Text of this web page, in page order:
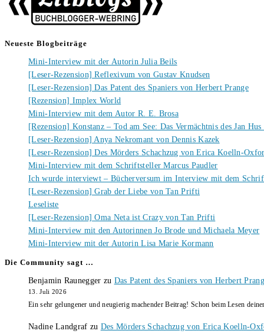
Neueste Blogbeiträge
Mini-Interview mit der Autorin Julia Beils
[Leser-Rezension] Reflexivum von Gustav Knudsen
[Leser-Rezension] Das Patent des Spaniers von Herbert Prange
[Rezension] Implex World
Mini-Interview mit dem Autor R. E. Brosa
[Rezension] Konstanz – Tod am See: Das Vermächtnis des Jan
[Leser-Rezension] Anya Nekromant von Dennis Kazek
[Leser-Rezension] Des Mörders Schachzug von Erica Koelln-
Mini-Interview mit dem Schriftsteller Marcus Paudler
Ich wurde interviewt – Bücherversum im Interview mit dem
[Leser-Rezension] Grab der Liebe von Tan Prifti
Leseliste
[Leser-Rezension] Oma Neta ist Crazy von Tan Prifti
Mini-Interview mit den Autorinnen Jo Brode und Michaela Meyer
Mini-Interview mit der Autorin Lisa Marie Kormann
Die Community sagt …
Benjamin Raunegger zu Das Patent des Spaniers von Herbert
13. Juli 2026
Ein sehr gelungener und neugierig machender Beitrag! Schon beim Lesen
Nadine Landgraf zu Des Mörders Schachzug von Erica Koelln-